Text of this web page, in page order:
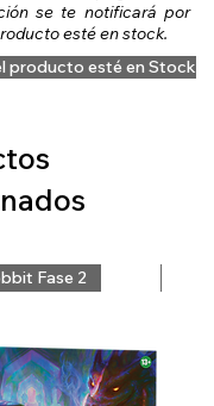
se te notificará por
esté en stock.
producto esté en Stock
Fase 2